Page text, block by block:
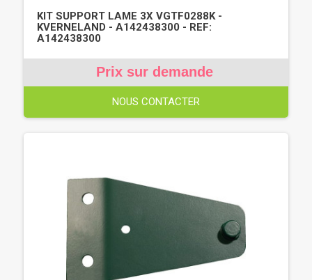
KIT SUPPORT LAME 3X VGTF0288K -
KVERNELAND - A142438300 - REF:
A142438300
Prix sur demande
NOUS CONTACTER